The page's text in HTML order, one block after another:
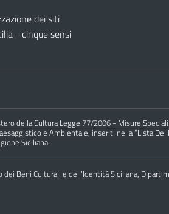
dei siti
- cinque sensi
della Cultura Legge 77/2006 - Misure
e Ambientale, inseriti nella “Lista
Siciliana.
dei Beni Culturali e dell’Identità Siciliana,